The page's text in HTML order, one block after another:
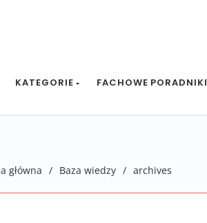
KATEGORIE FACHOWE PORADNIKI
główna / Baza wiedzy / archives